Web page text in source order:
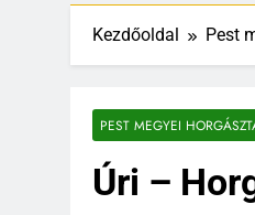
Kezdőoldal Pest
PEST MEGYEI
Úri –